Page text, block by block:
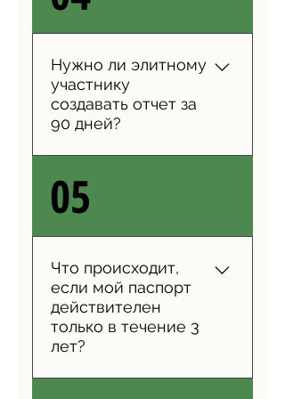
органах, которые
контролируют и производят.
Нужно ли элитному
участнику
создавать отчет за
90 дней?
службы Таиланда, владельцы
элитных карт должны К
сожалению, вы не всегда
можете создать отчет за 90
дней, если вы направляетесь
в Таиланд в течение более
длительного периода
времени.
05
Что происходит,
если мой паспорт
действителен
только в течение 3
лет?